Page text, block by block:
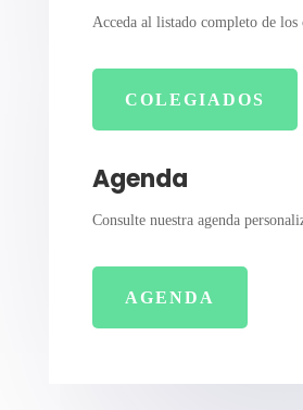
Acceda al listado completo de los
COLEGIADOS
Agenda
Consulte nuestra agenda
AGENDA